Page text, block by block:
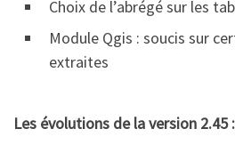
Choix de l’abrégé sur les
Module Qgis : soucis sur
extraites
Les évolutions de la version 2.45 :